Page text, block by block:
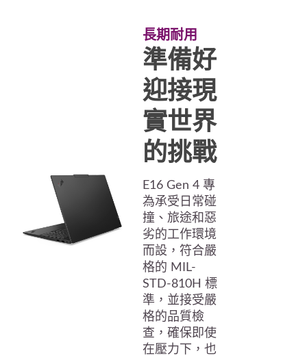
長期耐用
準備好
迎接現
實世界
的挑戰
E16 Gen 4 專
為承受日常碰
撞、旅途和惡
劣的工作環境
而設，符合嚴
格的 MIL-
STD-810H 標
準，並接受嚴
格的品質檢
查，確保即使
在壓力下，也